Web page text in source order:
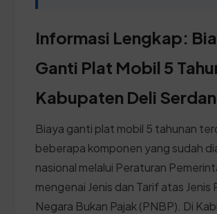
Informasi Lengkap:
Ganti Plat Mobil 5
Kabupaten Deli
Biaya ganti plat mobil 5 tahunan
beberapa komponen yang sudah
nasional melalui Peraturan
mengenai Jenis dan Tarif atas Jenis
Negara Bukan Pajak (PNBP). Di